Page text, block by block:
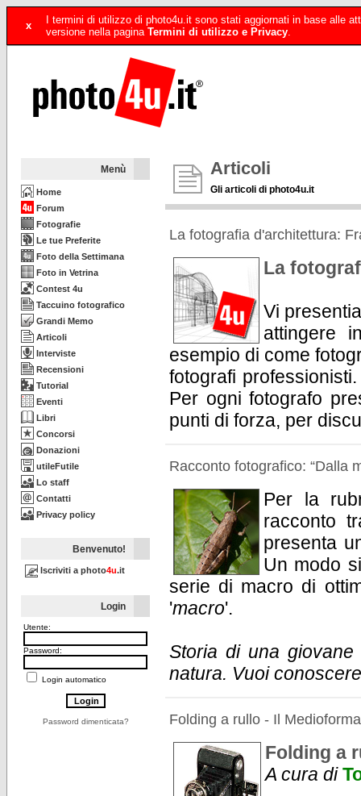
x
I termini di utilizzo di photo4u.it sono stati aggiornati in base alle
versione nella pagina Termini di utilizzo e Privacy.
Menù
Home
Forum
Fotografie
Le tue Preferite
Foto della Settimana
Foto in Vetrina
Contest 4u
Taccuino fotografico
Grandi Memo
Articoli
Interviste
Recensioni
Tutorial
Eventi
Libri
Concorsi
Donazioni
utileFutile
Lo staff
Contatti
Privacy policy
Benvenuto!
Iscriviti a photo4u.it
Login
Utente:
Password:
Login automatico
Password dimenticata?
Articoli
Gli articoli di photo4u.it
La fotografia d'architettura:
La
Vi
attingere
esempio di come
fotografi
Per ogni fotografo
punti di forza, per
Racconto fotografico: “Dalla
Per la
racconto
presenta
Un modo
serie di macro di
'macro'.
Storia di una
natura. Vuoi
Folding a rullo - Il
Folding a
A cura di